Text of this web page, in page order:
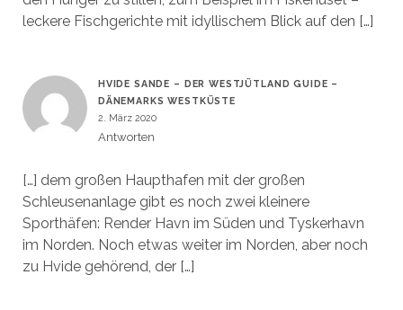
leckere Fischgerichte mit idyllischem Blick auf den […]
HVIDE SANDE – DER WESTJÜTLAND GUIDE –
DÄNEMARKS WESTKÜSTE
2. März 2020
Antworten
[…] dem großen Haupthafen mit der großen
Schleusenanlage gibt es noch zwei kleinere
Sporthäfen: Render Havn im Süden und Tyskerhavn
im Norden. Noch etwas weiter im Norden, aber noch
zu Hvide gehörend, der […]